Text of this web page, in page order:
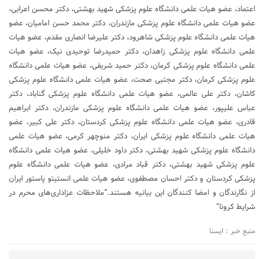
اعتماد، عضو هیات علمی دانشگاه علوم پزشکی شهید بهشتی، دکتر محسن اعرابی،
عضو هیات علمی دانشگاه علوم پزشکی مازندران، دکتر محمد حسن امامیان، عضو
هیات علمی دانشگاه علوم پزشکی شاهرود، دکتر علیرضا انصاری مقدم، عضو هیات
علمی دانشگاه علوم پزشکی زاهدان، دکتر حمیدرضا توحیدی نیک، عضو هیات
علمی دانشگاه علوم پزشکی کرمان، دکتر حمید شریفی، عضو هیات علمی دانشگاه
علوم پزشکی کرمان، دکتر مجتبی صحت، عضو هیات علمی دانشگاه علوم پزشکی
کاشان، دکتر علی عالمی، عضو هیات علمی دانشگاه علوم پزشکی گناباد، دکتر
عباس علیپور، عضو هیات علمی دانشگاه علوم پزشکی مازندران، دکتر ابراهیم
قادری، عضو هیات علمی دانشگاه علوم پزشکی کردستان، دکتر علی کبیر، عضو
هیات علمی دانشگاه علوم پزشکی ایران، دکتر منوچهر کرمی، عضو هیات علمی
دانشگاه علوم پزشکی شهید بهشتی، دکتر داود خلیلی، عضو هیات علمی دانشگاه
علوم پزشکی شهید بهشتی، دکتر قباد مرادی، عضو هیات علمی دانشگاه علوم
پزشکی کردستان و دکتر احسان مصطفوی، عضو هیات علمی انستیتو پاستور ایران
از نگارندگان و امضا کنندگان این بیانیه هستند.”ملاحظات عزاداری‌های محرم در
شرایط کرونا”
منبع خبر : ایسنا